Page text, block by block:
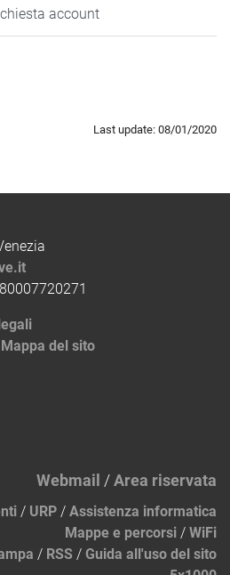
account
Last update: 08/01/2020
Mappa del sito
Webmail /Area riservata
/ URP / Assistenza informatica
Mappe e percorsi / WiFi
/ RSS / Guida all'uso del sito